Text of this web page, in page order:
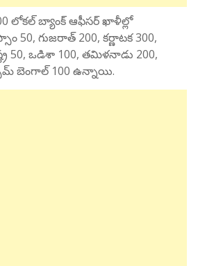
లోకల్ బ్యాంక్ ఆఫీసర్ ఖాళీల్లో
50, గుజరాత్ 200, కర్ణాటక 300,
50, ఒడిశా 100, తమిళనాడు 200,
బెంగాల్ 100 ఉన్నాయి.